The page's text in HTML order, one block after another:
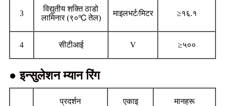
3
विद्युतीय शक्ति ठाडो
लामिनार (९०℃ तेल)
माइलभर्ट/मिटर ≥१६.१
4 सीटीआई V ≥५००
● इन्सुलेशन म्यान रिंग
प्रदर्शन एकाइ मानहरू